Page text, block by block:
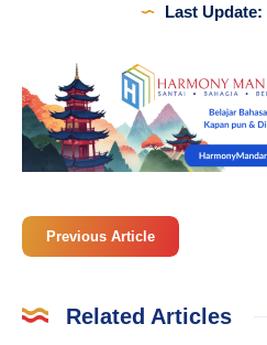
Last Update:
Previous Article
Related Articles